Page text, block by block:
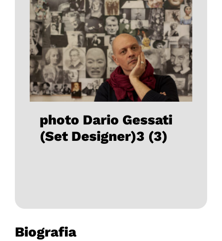
photo Dario Gessati
(Set Designer)3 (3)
Biografia